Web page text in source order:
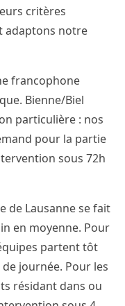
critères
adaptons notre
francophone
Bienne/Biel
particulière : nos
pour la partie
sous 72h
de Lausanne se fait
en moyenne. Pour
partent tôt
journée. Pour les
résidant dans ou